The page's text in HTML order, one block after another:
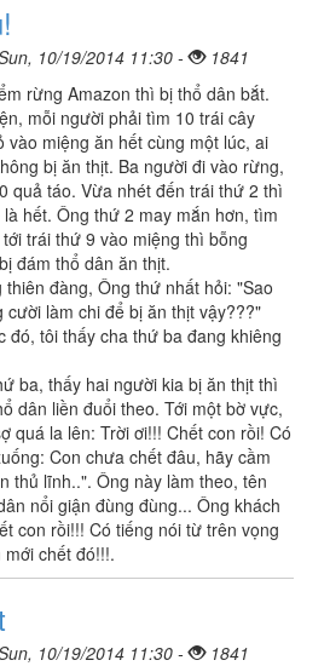
10/19/2014 11:30 -
1841
rừng Amazon thì bị thổ dân bắt.
mỗi người phải tìm 10 trái cây
vào miệng ăn hết cùng một lúc, ai
bị ăn thịt. Ba người đi vào rừng,
quả táo. Vừa nhét đến trái thứ 2 thì
hết. Ông thứ 2 may mắn hơn, tìm
trái thứ 9 vào miệng thì bỗng
đám thổ dân ăn thịt.
đàng, Ông thứ nhất hỏi: "Sao
làm chi để bị ăn thịt vậy???"
đó, tôi thấy cha thứ ba đang khiêng
ba, thấy hai người kia bị ăn thịt thì
dân liền đuổi theo. Tới một bờ vực,
quá la lên: Trời ơi!!! Chết con rồi! Có
Con chưa chết đâu, hãy cầm
thủ lĩnh..". Ông này làm theo, tên
nổi giận đùng đùng... Ông khách
con rồi!!! Có tiếng nói từ trên vọng
chết đó!!!.
10/19/2014 11:30 -
1841